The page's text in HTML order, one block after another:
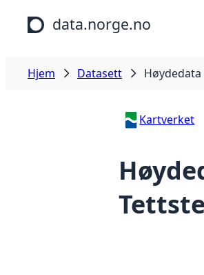
Hopp til hovedinnhold
data.norge.no
Hjem Datasett
Kartverket